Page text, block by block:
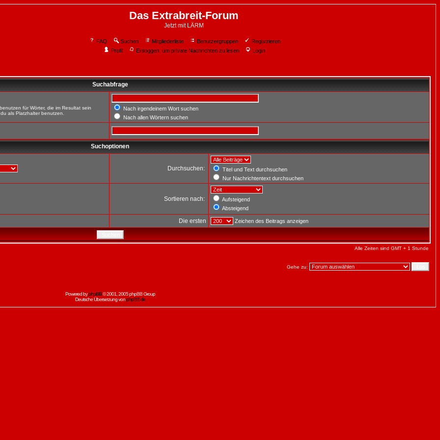
Das Extrabreit-Forum
Jetzt mit LÄRM
FAQ Suchen Mitgliederliste Benutzergruppen
Registrieren
Profil
Einloggen, um private Nachrichten zu lesen Login
Suchabfrage
für Wörter, die im Resultat sein
als Platzhalter benutzen.
Nach irgendeinem Wort suchen
Nach allen Wörtern suchen
Suchoptionen
Durchsuchen:
Titel und Text durchsuchen
Nur Nachrichtentext durchsuchen
Sortieren nach:
Aufsteigend
Absteigend
Die ersten Zeichen des Beitrags anzeigen
Alle Zeiten sind GMT + 1 Stunde
Gehe zu:
Powered byphpBB© 2001, 2005 phpBB Group
Deutsche Übersetzung vonphpBB.de